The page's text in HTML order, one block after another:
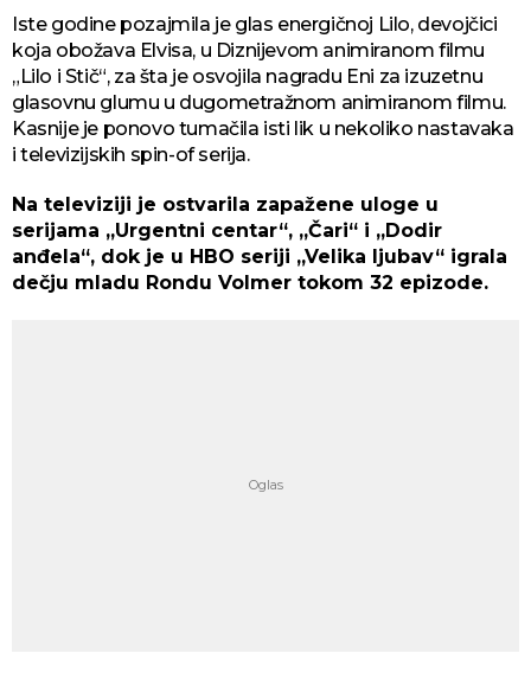
Iste godine pozajmila je glas energičnoj Lilo, devojčici
koja obožava Elvisa, u Diznijevom animiranom filmu
„Lilo i Stič“, za šta je osvojila nagradu Eni za izuzetnu
glasovnu glumu u dugometražnom animiranom filmu.
Kasnije je ponovo tumačila isti lik u nekoliko nastavaka
i televizijskih spin-of serija.
Na televiziji je ostvarila zapažene uloge u
serijama „Urgentni centar“, „Čari“ i „Dodir
anđela“, dok je u HBO seriji „Velika ljubav“ igrala
dečju mladu Rondu Volmer tokom 32 epizode.